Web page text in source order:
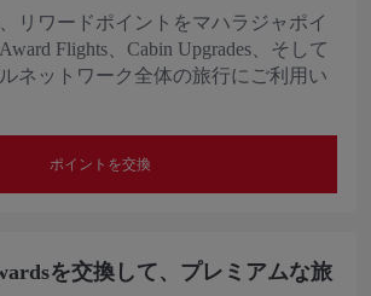
リワードポイントをマハラジャポイ
Flights、Cabin Upgrades、そして
ネットワーク全体の旅行にご利用い
ポイントを交換
を交換して、プレミアムな旅